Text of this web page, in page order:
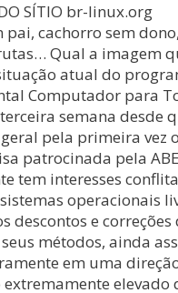
SÍTIO br-linux.org
pai, cachorro sem
Qual a imagem
atual do
Computador para
semana desde
pela primeira vez
patrocinada pela
tem interesses
operacionais
descontos e correções
métodos, ainda
em uma
elevado